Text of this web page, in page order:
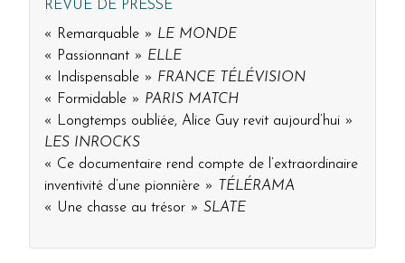
REVUE DE PRESSE
« Remarquable » LE MONDE
« Passionnant » ELLE
« Indispensable » FRANCE TÉLÉVISION
« Formidable » PARIS MATCH
« Longtemps oubliée, Alice Guy revit aujourd’hui »
LES INROCKS
« Ce documentaire rend compte de l’extraordinaire
inventivité d’une pionnière »
TÉLÉRAMA
« Une chasse au trésor » SLATE